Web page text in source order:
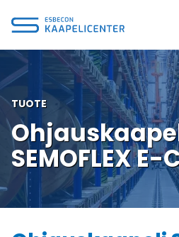
sisältöön
TUOTE
SEMOFLEX E-